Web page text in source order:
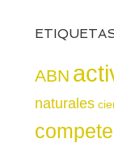
ABN
naturales